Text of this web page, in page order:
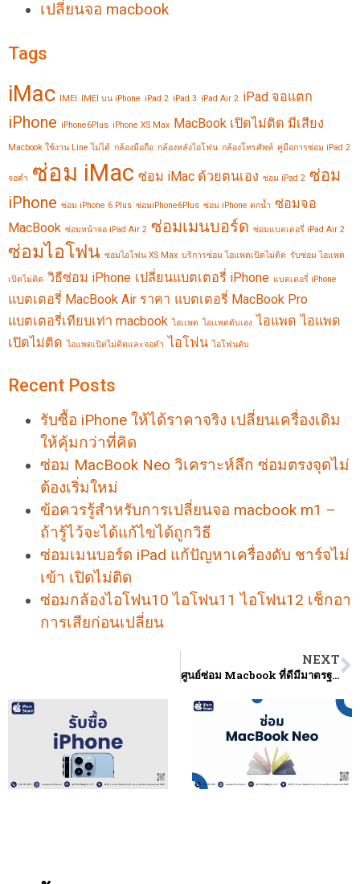
เปลี่ยนจอ macbook
Tags
iMac IMEI IMEI บน iPhone iPad 2 iPad 3 iPad Air 2 iPad จอแตก
iPhone iPhone6Plus iPhone XS Max MacBook เปิดไม่ติด มีเสียง
Macbook ใช้งาน Line ไม่ได้ กล้องมือถือ กล้องหลังไอโฟน กล้องโทรศัพท์ คู่มือการซ่อม iPad 2
จอดำ ซ่อม iMac ซ่อม iMac ด้วยตนเอง ซ่อม iPad 2 ซ่อม
iPhone ซ่อม iPhone 6 Plus ซ่อมiPhone6Plus ซ่อม iPhone ตกน้ำ ซ่อมจอ
MacBook ซ่อมหน้าจอ iPad Air 2 ซ่อมเมนบอร์ด ซ่อมแบตเตอรี่ iPad Air 2
ซ่อมไอโฟน ซ่อมไอโฟน XS Max บริการซ่อม ไอแพดเปิดไม่ติด รับซ่อม ไอแพด
เปิดไม่ติด วิธีซ่อม iPhone เปลี่ยนแบตเตอรี่ iPhone แบตเตอรี่ iPhone
แบตเตอรี่ MacBook Air ราคา แบตเตอรี่ MacBook Pro
แบตเตอรี่เทียบเท่า macbook ไอเเพด ไอเเพดดับเอง ไอแพด ไอแพด
เปิดไม่ติด ไอแพดเปิดไม่ติดและจอดำ ไอโฟน ไอโฟนดับ
Recent Posts
รับซื้อ iPhone ให้ได้ราคาจริง เปลี่ยนเครื่องเดิม
ให้คุ้มกว่าที่คิด
ซ่อม MacBook Neo วิเคราะห์ลึก ซ่อมตรงจุดไม่
ต้องเริ่มใหม่
ข้อควรรู้สำหรับการเปลี่ยนจอ macbook m1 –
ถ้ารู้ไว้จะได้แก้ไขได้ถูกวิธี
ซ่อมเมนบอร์ด iPad แก้ปัญหาเครื่องดับ ชาร์จไม่
เข้า เปิดไม่ติด
ซ่อมกล้องไอโฟน10 ไอโฟน11 ไอโฟน12 เช็กอา
การเสียก่อนเปลี่ยน
NEXT
ศูนย์ซ่อม Macbook ที่ดีมีมาตรฐานช่วยให้คุณมีทางเลือกในการส่งซ่อมมากยิ่งขึ้น